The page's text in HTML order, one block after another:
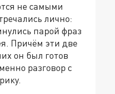
не самыми
лично:
парой фраз
Причём эти две
он был готов
разговор с